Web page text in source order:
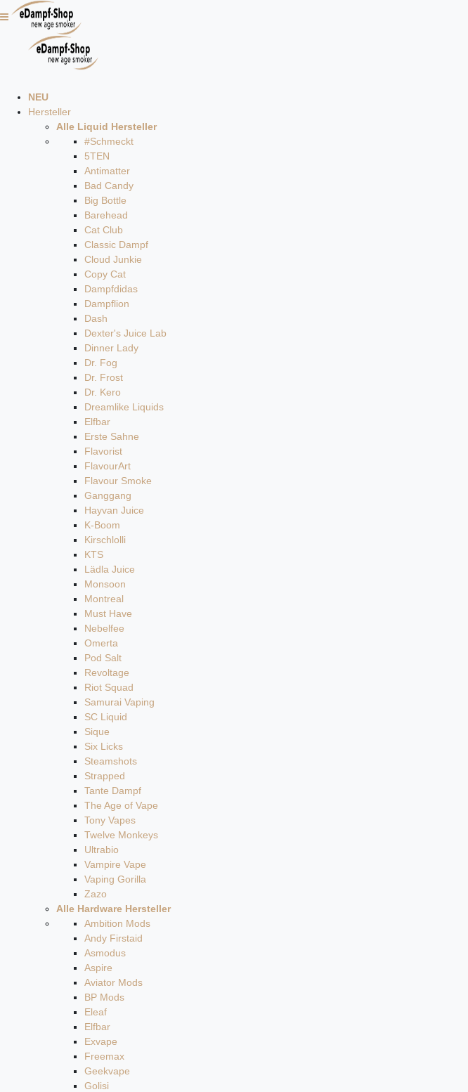
NEU
Hersteller
Alle Liquid Hersteller
#Schmeckt
5TEN
Antimatter
Bad Candy
Big Bottle
Barehead
Cat Club
Classic Dampf
Cloud Junkie
Copy Cat
Dampfdidas
Dampflion
Dash
Dexter's Juice Lab
Dinner Lady
Dr. Fog
Dr. Frost
Dr. Kero
Dreamlike Liquids
Elfbar
Erste Sahne
Flavorist
FlavourArt
Flavour Smoke
Ganggang
Hayvan Juice
K-Boom
Kirschlolli
KTS
Lädla Juice
Monsoon
Montreal
Must Have
Nebelfee
Omerta
Pod Salt
Revoltage
Riot Squad
Samurai Vaping
SC Liquid
Sique
Six Licks
Steamshots
Strapped
Tante Dampf
The Age of Vape
Tony Vapes
Twelve Monkeys
Ultrabio
Vampire Vape
Vaping Gorilla
Zazo
Alle Hardware Hersteller
Ambition Mods
Andy Firstaid
Asmodus
Aspire
Aviator Mods
BP Mods
Eleaf
Elfbar
Exvape
Freemax
Geekvape
Golisi